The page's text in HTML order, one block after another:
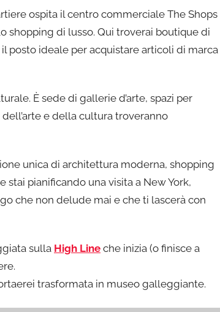
ospita il centro commerciale The Shops
shopping di lusso. Qui troverai boutique di
posto ideale per acquistare articoli di marca
È sede di gallerie d’arte, spazi per
e della cultura troveranno
unica di architettura moderna, shopping
stai pianificando una visita a New York,
che non delude mai e che ti lascerà con
sulla High Line che inizia (o finisce a
trasformata in museo galleggiante.